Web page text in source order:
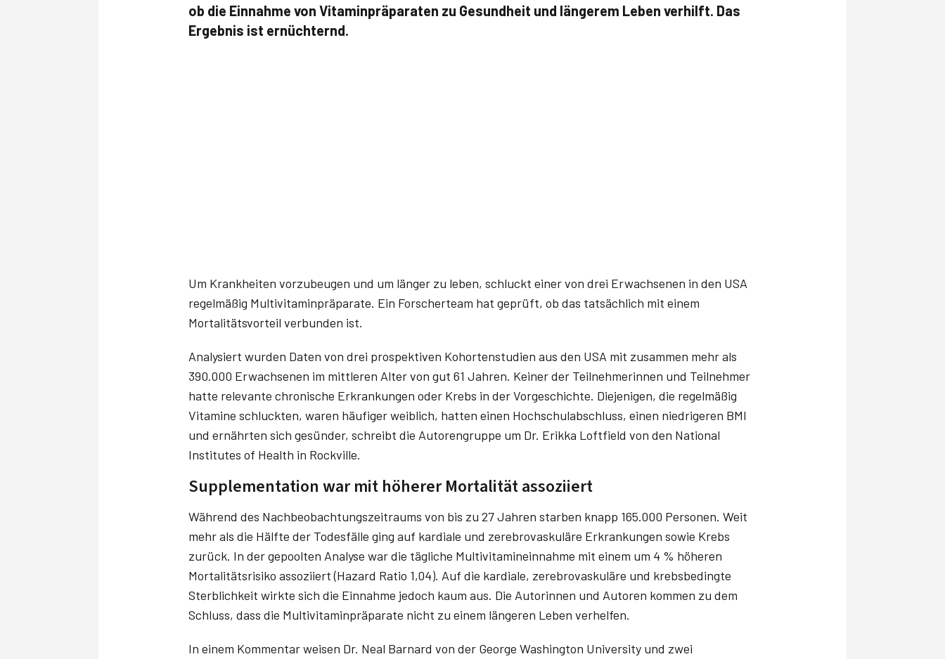
ob die Einnahme von Vitaminpräparaten zu Gesundheit und längerem Leben verhilft. Das
Ergebnis ist ernüchternd.
Um Krankheiten vorzubeugen und um länger zu leben, schluckt einer von drei Erwachsenen in den USA
regelmäßig Multivitaminpräparate. Ein Forscherteam hat geprüft, ob das tatsächlich mit einem
Mortalitätsvorteil verbunden ist.
Analysiert wurden Daten von drei prospektiven Kohortenstudien aus den USA mit zusammen mehr als
390.000 Erwachsenen im mittleren Alter von gut 61 Jahren. Keiner der Teilnehmerinnen und Teilnehmer
hatte relevante chronische Erkrankungen oder Krebs in der Vorgeschichte. Diejenigen, die regelmäßig
Vitamine schluckten, waren häufiger weiblich, hatten einen Hochschulabschluss, einen niedrigeren BMI
und ernährten sich gesünder, schreibt die Autorengruppe um Dr. Erikka Loftfield von den National
Institutes of Health in Rockville.
Supplementation war mit höherer Mortalität assoziiert
Während des Nachbeobachtungszeitraums von bis zu 27 Jahren starben knapp 165.000 Personen. Weit
mehr als die Hälfte der Todesfälle ging auf kardiale und zerebrovaskuläre Erkrankungen sowie Krebs
zurück. In der gepoolten Analyse war die tägliche Multivitamineinnahme mit einem um 4 % höheren
Mortalitätsrisiko assoziiert (Hazard Ratio 1,04). Auf die kardiale, zerebrovaskuläre und krebsbedingte
Sterblichkeit wirkte sich die Einnahme jedoch kaum aus. Die Autorinnen und Autoren kommen zu dem
Schluss, dass die Multivitaminpräparate nicht zu einem längeren Leben verhelfen.
In einem Kommentar weisen Dr. Neal Barnard von der George Washington University und zwei